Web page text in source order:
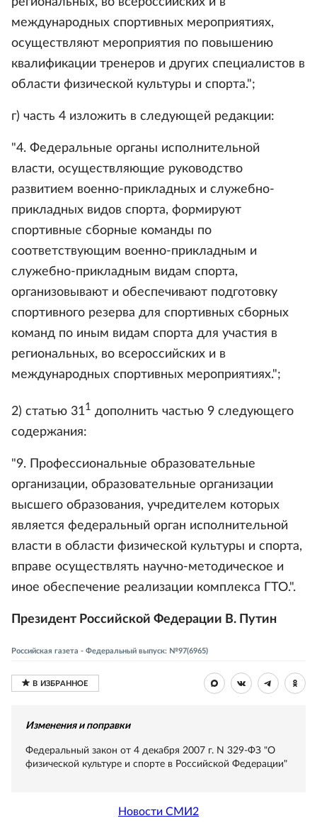
международных спортивных мероприятиях,
осуществляют мероприятия по повышению
квалификации тренеров и других специалистов в
области физической культуры и спорта.";
г) часть 4 изложить в следующей редакции:
"4. Федеральные органы исполнительной
власти, осуществляющие руководство
развитием военно-прикладных и служебно-
прикладных видов спорта, формируют
спортивные сборные команды по
соответствующим военно-прикладным и
служебно-прикладным видам спорта,
организовывают и обеспечивают подготовку
спортивного резерва для спортивных сборных
команд по иным видам спорта для участия в
региональных, во всероссийских и в
международных спортивных мероприятиях.";
2) статью 311 дополнить частью 9 следующего
содержания:
"9. Профессиональные образовательные
организации, образовательные организации
высшего образования, учредителем которых
является федеральный орган исполнительной
власти в области физической культуры и спорта,
вправе осуществлять научно-методическое и
иное обеспечение реализации комплекса ГТО.".
Президент Российской Федерации В. Путин
Российская газета - Федеральный выпуск: №97(6965)
Изменения и поправки
Федеральный закон от 4 декабря 2007 г. N 329-ФЗ "О
физической культуре и спорте в Российской Федерации"
Новости СМИ2